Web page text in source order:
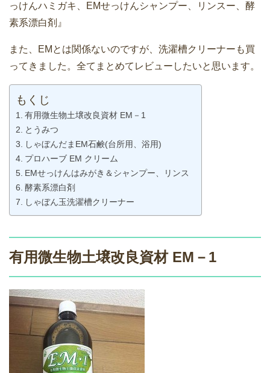
っけんハミガキ、EMせっけんシャンプー、リンスー、酵
素系漂白剤』
また、EMとは関係ないのですが、洗濯槽クリーナーも買
ってきました。全てまとめてレビューしたいと思います。
もくじ
有用微生物土壌改良資材 EM－1
とうみつ
しゃぼんだまEM石鹸(台所用、浴用)
プロハーブ EM クリーム
EMせっけんはみがき＆シャンプー、リンス
酵素系漂白剤
しゃぼん玉洗濯槽クリーナー
有用微生物土壌改良資材 EM－1